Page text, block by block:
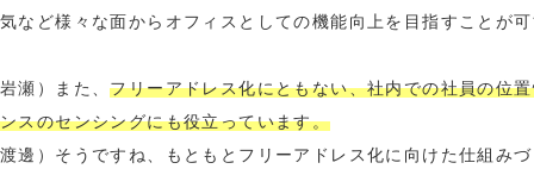
気など様々な面からオフィスとしての機能向上を目指すことが
岩瀬）また、フリーアドレス化にともない、社内での社員の位
ンスのセンシングにも役立っています。
渡邊）そうですね、もともとフリーアドレス化に向けた仕組み